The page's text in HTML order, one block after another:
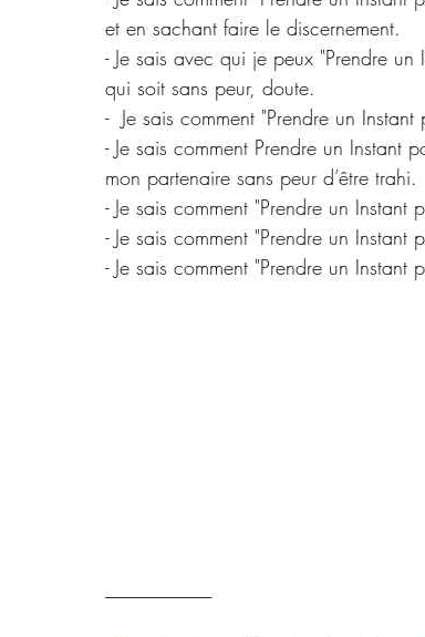
et en sachant faire le discernement.
- Je sais avec qui je peux "Prendre
qui soit sans peur, doute.
-  Je sais comment "Prendre un
- Je sais comment Prendre un
mon partenaire sans peur d’être trahi.
- Je sais comment "Prendre un
- Je sais comment "Prendre un
- Je sais comment "Prendre un
--------------------------------